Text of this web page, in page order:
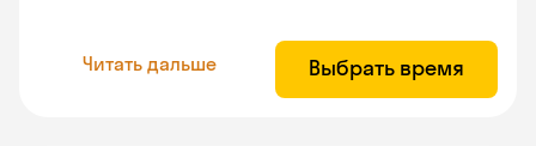
Читать дальше Выбрать время